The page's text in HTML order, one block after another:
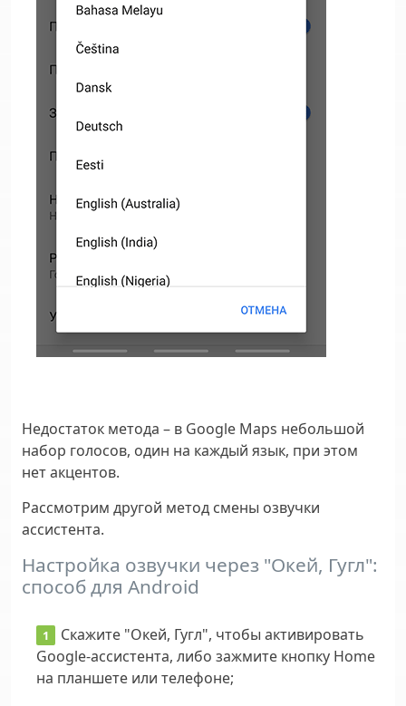
Недостаток метода – в Google Maps небольшой
набор голосов, один на каждый язык, при этом
нет акцентов.
Рассмотрим другой метод смены озвучки
ассистента.
Настройка озвучки через "Окей, Гугл":
способ для Android
Скажите "Окей, Гугл", чтобы активировать
Google-ассистента, либо зажмите кнопку Home
на планшете или телефоне;